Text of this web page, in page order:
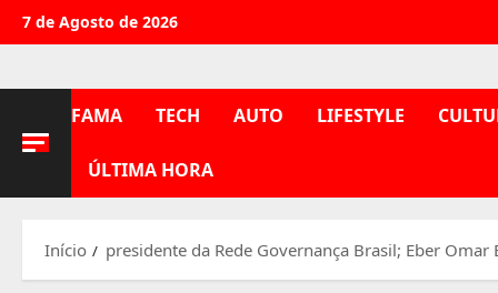
Avançar
para
conteúdo
7 de Agosto de 2026
FAMA TECH AUTO LIFESTYLE
ÚLTIMA HORA
Início presidente da Rede Governança Brasil; Eber Omar